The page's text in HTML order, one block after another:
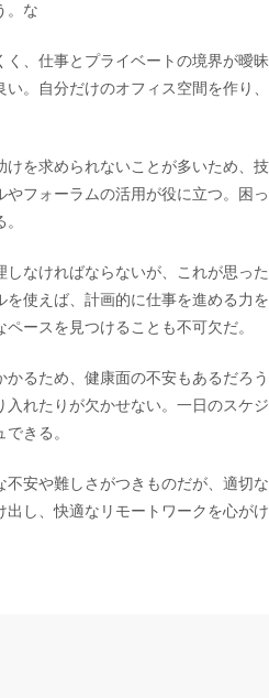
。な
、仕事とプライベートの境界が曖昧
。自分だけのオフィス空間を作り
を求められないことが多いため、
フォーラムの活用が役に立つ。困
なければならないが、これが思っ
使えば、計画的に仕事を進める力
ースを見つけることも不可欠だ。
るため、健康面の不安もあるだろ
れたりが欠かせない。一日のスケ
きる。
安や難しさがつきものだが、適切
し、快適なリモートワークを心がけ